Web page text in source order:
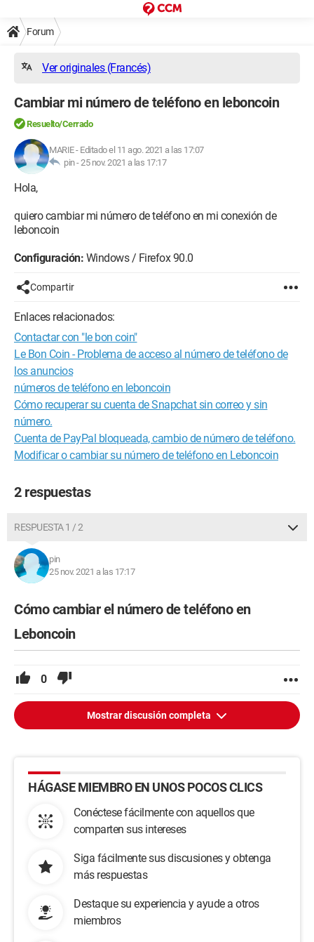
Forum
Ver originales (Francés)
Cambiar mi número de teléfono en leboncoin
Resuelto/Cerrado
MARIE- Editado el 11 ago. 2021 a las 17:07
pin -25 nov. 2021 a las 17:17
Hola,
quiero cambiar mi número de teléfono en mi conexión de
leboncoin
Configuración: Windows / Firefox 90.0
Compartir
Enlaces relacionados:
Contactar con "le bon coin"
Le Bon Coin - Problema de acceso al número de teléfono de
los anuncios
números de teléfono en leboncoin
Cómo recuperar su cuenta de Snapchat sin correo y sin
número.
Cuenta de PayPal bloqueada, cambio de número de teléfono.
Modificar o cambiar su número de teléfono en Leboncoin
2 respuestas
RESPUESTA 1 / 2
pin
25 nov. 2021 a las 17:17
Cómo cambiar el número de teléfono en
Leboncoin
0
Mostrar discusión completa
HÁGASE MIEMBRO EN UNOS POCOS CLICS
Conéctese fácilmente con aquellos que
comparten sus intereses
Siga fácilmente sus discusiones y obtenga
más respuestas
Destaque su experiencia y ayude a otros
miembros